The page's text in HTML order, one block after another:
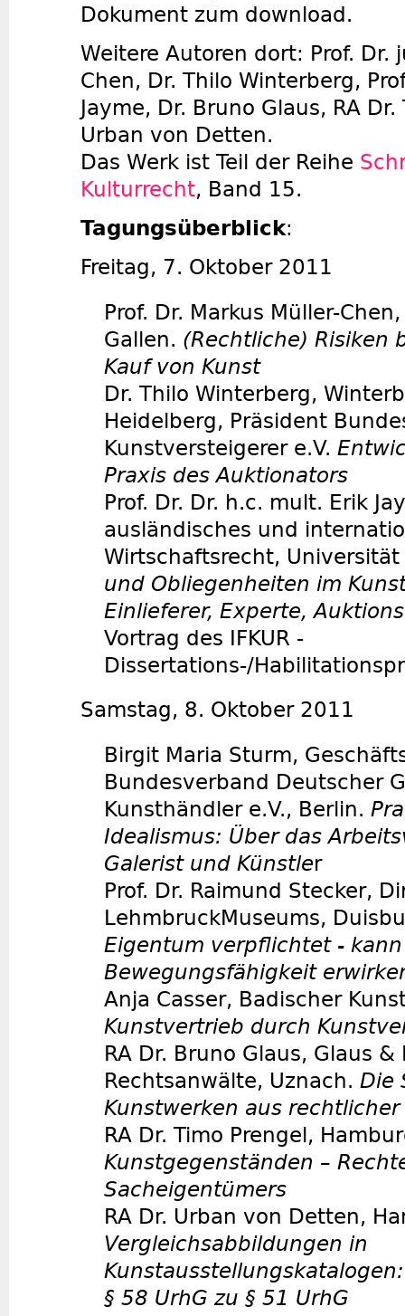
Dokument zum download.
Weitere Autoren dort: Prof. Dr.
Chen, Dr. Thilo Winterberg,
Jayme, Dr. Bruno Glaus, RA
Urban von Detten.
Das Werk ist Teil der Reihe
Kulturrecht, Band 15.
Tagungsüberblick:
Freitag, 7. Oktober 2011
Prof. Dr. Markus Müller-
Gallen. (Rechtliche) Risiken
Kauf von Kunst
Dr. Thilo Winterberg,
Heidelberg, Präsident
Kunstversteigerer e.V.
Praxis des Auktionators
Prof. Dr. Dr. h.c. mult. Erik
ausländisches und
Wirtschaftsrecht,
und Obliegenheiten im
Einlieferer, Experte,
Vortrag des IFKUR -
Dissertations-/
Samstag, 8. Oktober 2011
Birgit Maria Sturm,
Bundesverband Deutscher
Kunsthändler e.V., Berlin.
Idealismus: Über das
Galerist und Künstler
Prof. Dr. Raimund Stecker,
LehmbruckMuseums,
Eigentum verpflichtet -
Bewegungsfähigkeit
Anja Casser, Badischer
Kunstvertrieb durch
RA Dr. Bruno Glaus, Glaus &
Rechtsanwälte, Uznach. Die
Kunstwerken aus rechtlicher
RA Dr. Timo Prengel,
Kunstgegenständen –
Sacheigentümers
RA Dr. Urban von Detten,
Vergleichsabbildungen in
§ 58 UrhG zu § 51 UrhG